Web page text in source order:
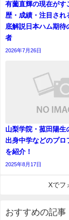
有薗直輝の現在がす
歴・成績・注目され
底解説日本ハム期待
者
2026年7月26日
山梨学院・菰田陽生
出身中学などのプ
を紹介！
2025年8月17日
Xでフ
おすすめの記事